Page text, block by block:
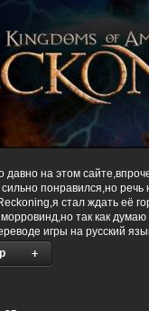
давно на этом
понравился,но
стал ждать её
так как
игры на русский